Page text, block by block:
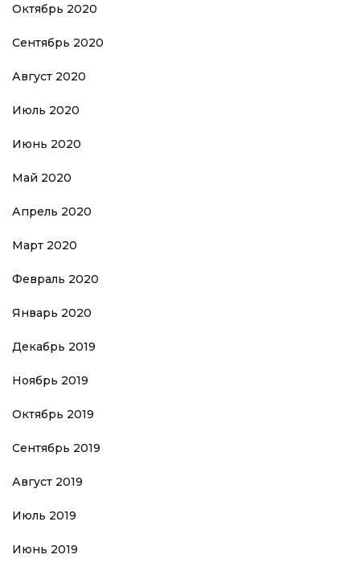
Октябрь 2020
Сентябрь 2020
Август 2020
Июль 2020
Июнь 2020
Май 2020
Апрель 2020
Март 2020
Февраль 2020
Январь 2020
Декабрь 2019
Ноябрь 2019
Октябрь 2019
Сентябрь 2019
Август 2019
Июль 2019
Июнь 2019